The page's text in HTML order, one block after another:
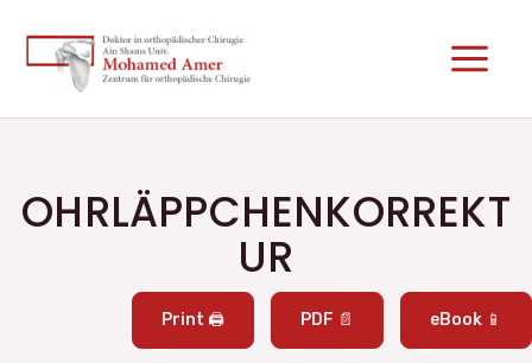
Inhalt
OHRLÄPPCHENKORREKT
UR
Print 🖨 PDF 📄 eBook 📱